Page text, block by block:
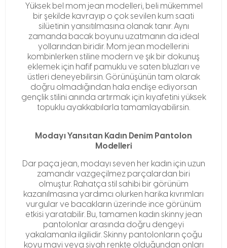
Yüksek bel mom jean modelleri, beli mükemmel
bir şekilde kavrayıp o çok sevilen kum saati
silüetinin yansıtılmasına olanak tanır. Aynı
zamanda bacak boyunu uzatmanın da ideal
yollarından biridir. Mom jean modellerini
kombinlerken stiline modern ve şık bir dokunuş
eklemek için hafif pamuklu ve saten bluzları ve
üstleri deneyebilirsin. Görünüşünün tam olarak
doğru olmadığından hala endişe ediyorsan
gençlik stilini anında artırmak için kıyafetini yüksek
topuklu ayakkabılarla tamamlayabilirsin.
Modayı Yansıtan Kadın Denim Pantolon
Modelleri
Dar paça jean, modayı seven her kadın için uzun
zamandır vazgeçilmez parçalardan biri
olmuştur. Rahatça stil sahibi bir görünüm
kazanılmasına yardımcı olurken harika kıvrımları
vurgular ve bacakların üzerinde ince görünüm
etkisi yaratabilir. Bu, tamamen kadın skinny jean
pantolonlar arasında doğru dengeyi
yakalamanla ilgilidir. Skinny pantolonların çoğu
koyu mavi veya siyah renkte olduğundan onları